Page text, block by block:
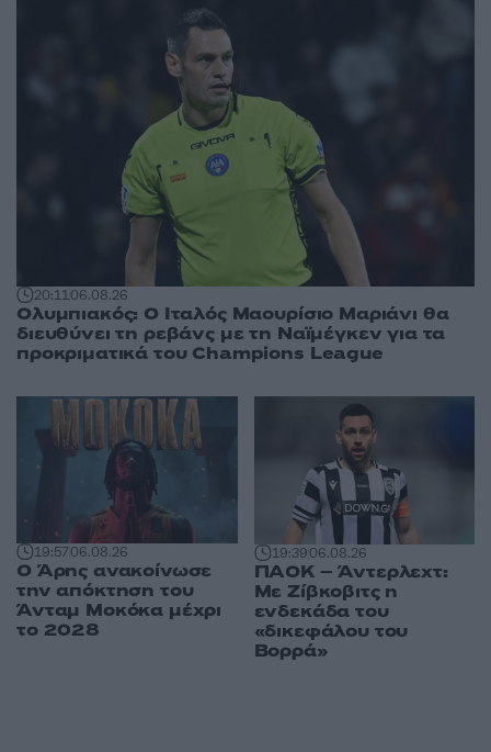
20:1106.08.26
Ολυμπιακός: Ο Ιταλός Μαουρίσιο Μαριάνι θα
διευθύνει τη ρεβάνς με τη Ναϊμέγκεν για τα
προκριματικά του Champions League
19:5706.08.26
Ο Άρης ανακοίνωσε
την απόκτηση του
Άνταμ Μοκόκα μέχρι
το 2028
19:3906.08.26
ΠΑΟΚ – Άντερλεχτ:
Με Ζίβκοβιτς η
ενδεκάδα του
«δικεφάλου του
Βορρά»